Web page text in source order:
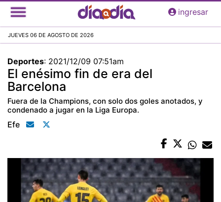
Pasar
al
principal
ingresar
JUEVES 06 DE AGOSTO DE 2026
Deportes: 2021/12/09 07:51am
El enésimo fin de era del
Barcelona
Fuera de la Champions, con solo dos goles anotados, y
condenado a jugar en la Liga Europa.
Efe